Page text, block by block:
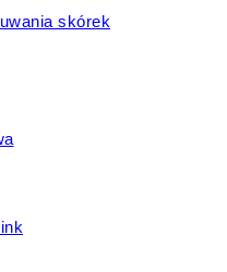
skórek